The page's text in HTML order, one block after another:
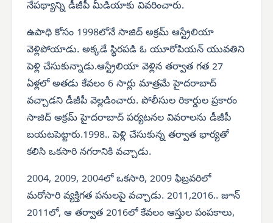
నేపథ్యాన్ని డీజీపీ మీడియాకు వివరించారు.
ఉపాధి కోసం 1998లోనే సాజిద్ అక్రమ్ ఆస్ట్రేలియా
వెళ్లిపోయాడు. అక్కడే స్థిరపడి ఓ యూరోపియన్ యువతిని
పెళ్లి చేసుకున్నాడు.ఆస్ట్రేలియా వెళ్లిన తర్వాత గత 27
ఏళ్లలో అతడు కేవలం 6 సార్లు మాత్రమే హైదరాబాద్
వచ్చాడని డీజీపీ వెల్లడించారు. పోలీసుల రికార్డుల ప్రకారం
సాజిద్ అక్రమ్ హైదరాబాద్ పర్యటనల వివరాలను డీజీపీ
బయటపెట్టారు.1998.. పెళ్లి చేసుకున్న తర్వాత భార్యతో
కలిసి ఒకసారి నగరానికి వచ్చాడు.
2004, 2009, 2004లో ఒకసారి, 2009 ఫిబ్రవరిలో
మరోసారి వ్యక్తిగత పనులపై వచ్చాడు. 2011,2016.. జూన్
2011లో, ఆ తర్వాత 2016లో కేవలం ఆస్తుల పంపకాలు,